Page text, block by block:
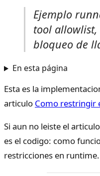
Ejemplo
tool
bloqueo de
En esta página
Esta es la
articulo Como restringir
Si aun no leiste el
es el codigo: como
restricciones en runtime.